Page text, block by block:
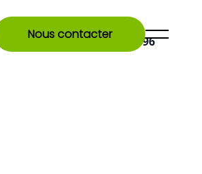
lib/rules.phpon line 1896
Nous contacter